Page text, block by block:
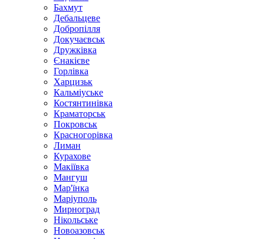
Бахмут
Дебальцеве
Добропілля
Докучаєвськ
Дружківка
Єнакієве
Горлівка
Харцизьк
Кальміуське
Костянтинівка
Краматорськ
Покровськ
Красногорівка
Лиман
Курахове
Макіївка
Мангуш
Мар'їнка
Маріуполь
Мирноград
Нікольське
Новоазовськ